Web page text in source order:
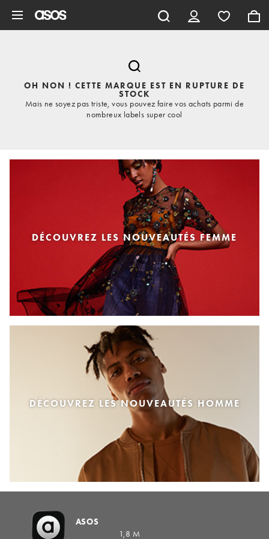
OH NON ! CETTE MARQUE EST EN RUPTURE DE
STOCK
Mais ne soyez pas triste, vous pouvez faire vos achats parmi de
nombreux labels super cool
DÉCOUVREZ LES NOUVEAUTÉS FEMME
DÉCOUVREZ LES NOUVEAUTÉS HOMME
ASOS
1,8 M